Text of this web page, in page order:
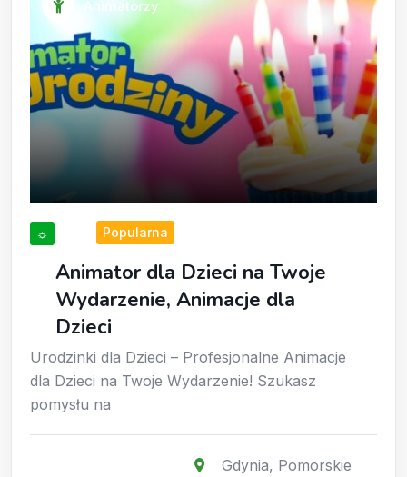
Animatorzy
☼
Animator dla Dzieci na Twoje
Wydarzenie, Animacje dla
Dzieci
Popularna
Urodzinki dla Dzieci – Profesjonalne Animacje
dla Dzieci na Twoje Wydarzenie! Szukasz
pomysłu na
Gdynia, Pomorskie